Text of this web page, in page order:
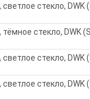
стекло,
тёмное стекло, DWK
стекло,
стекло,